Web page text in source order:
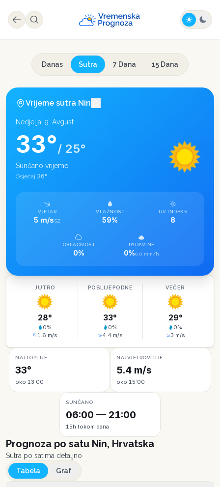
Danas Sutra 7 Dana 15 Dana
Vrijeme sutra Nin
Nedjelja, 9. Avgust
33°/ 25°
Sunčano vrijeme
Osjećaj 36°
VJETAR
5 m/sSZ
VLAŽNOST
59%
UV INDEKS
8
OBLAČNOST
0%
PADAVINE
0%0.0 mm/h
JUTRO
28°
0%
1.6 m/s
POSLIJEPODNE
33°
0%
4.4 m/s
VEČER
29°
0%
3 m/s
NAJTOPLIJE
33°
oko 13:00
NAJVJETROVITIJE
5.4 m/s
oko 15:00
SUNČANO
06:00 — 21:00
15h tokom dana
Prognoza po satu Nin, Hrvatska
Sutra po satima detaljno
Tabela
Graf